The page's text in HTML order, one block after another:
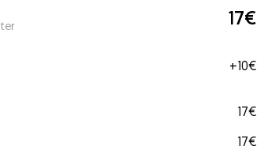
17€
+10€
17€
17€